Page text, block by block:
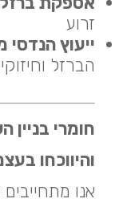
זרוע
ייעוץ הנדסי
הברזל
חומרי בניין
והיווכחו
אנו